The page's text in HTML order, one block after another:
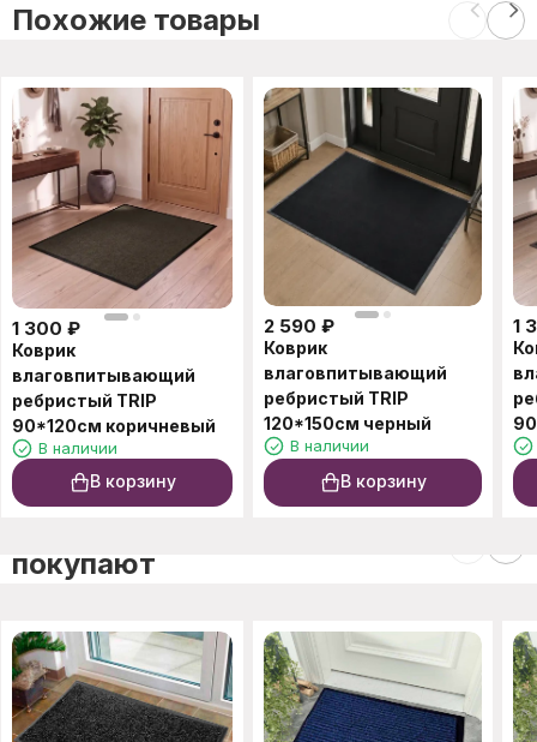
Похожие товары
1 300 ₽
Коврик
влаговпитывающий
ребристый TRIP
90*120см коричневый
В наличии
В корзину
2 590 ₽
Коврик
влаговпитывающий
ребристый TRIP
120*150см черный
В наличии
В корзину
1
покупают